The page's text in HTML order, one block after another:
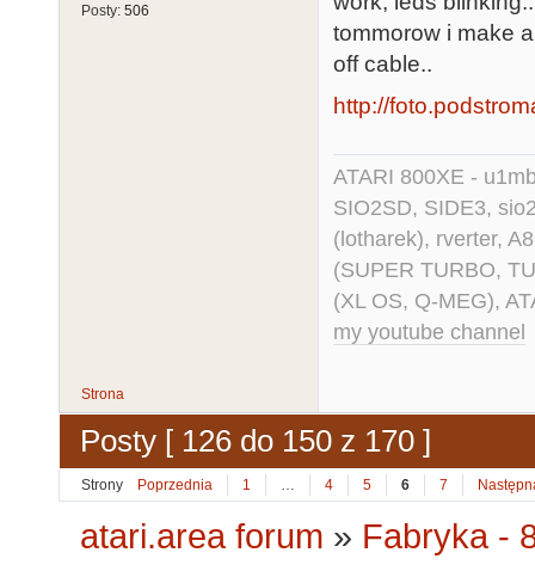
Posty: 506
tommorow i make
off cable..
http://
ATARI 800XE -
SIO2SD, SIDE3,
(lotharek), rverter,
(SUPER TURBO,
(XL OS, Q-MEG),
my youtube channel
Strona
Posty [ 126 do 150 z 170 ]
Strony Poprzednia 1 … 4 5 6 7
atari.area forum » Fabryka -